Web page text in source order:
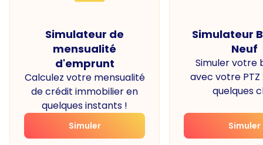
Simulateur de
mensualité
d'emprunt
Calculez votre mensualité
de crédit immobilier en
quelques instants !
Simuler
Simulateur
Neuf
Simuler votre
avec votre PTZ
quelques
Simuler